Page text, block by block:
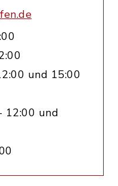
und 15:00
12:00 und